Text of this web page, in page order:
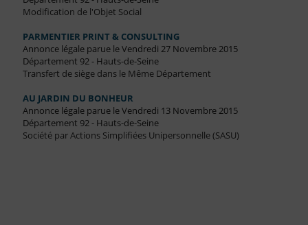
Modification de l'Objet Social
PARMENTIER PRINT & CONSULTING
Annonce légale parue le Vendredi 27 Novembre 2015
Département 92 - Hauts-de-Seine
Transfert de siège dans le Même Département
AU JARDIN DU BONHEUR
Annonce légale parue le Vendredi 13 Novembre 2015
Département 92 - Hauts-de-Seine
Société par Actions Simplifiées Unipersonnelle (SASU)